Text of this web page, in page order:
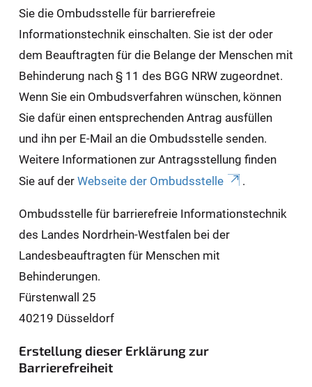
Sie die Ombudsstelle für barrierefreie
Informationstechnik einschalten. Sie ist der oder
dem Beauftragten für die Belange der Menschen mit
Behinderung nach § 11 des BGG NRW zugeordnet.
Wenn Sie ein Ombudsverfahren wünschen, können
Sie dafür einen entsprechenden Antrag ausfüllen
und ihn per E-Mail an die Ombudsstelle senden.
Weitere Informationen zur Antragsstellung finden
Sie auf der Webseite der Ombudsstelle .
Ombudsstelle für barrierefreie Informationstechnik
des Landes Nordrhein-Westfalen bei der
Landesbeauftragten für Men­schen mit
Behinderungen.
Fürstenwall 25
40219 Düsseldorf
Erstellung dieser Erklärung zur
Barrierefreiheit